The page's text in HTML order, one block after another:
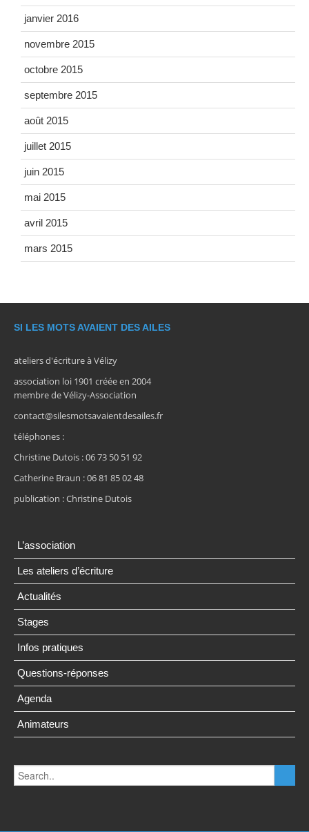
janvier 2016
novembre 2015
octobre 2015
septembre 2015
août 2015
juillet 2015
juin 2015
mai 2015
avril 2015
mars 2015
SI LES MOTS AVAIENT DES AILES
ateliers d'écriture à Vélizy
association loi 1901 créée en 2004
membre de Vélizy-Association
contact@silesmotsavaientdesailes.fr
téléphones :
Christine Dutois : 06 73 50 51 92
Catherine Braun : 06 81 85 02 48
publication : Christine Dutois
L’association
Les ateliers d’écriture
Actualités
Stages
Infos pratiques
Questions-réponses
Agenda
Animateurs